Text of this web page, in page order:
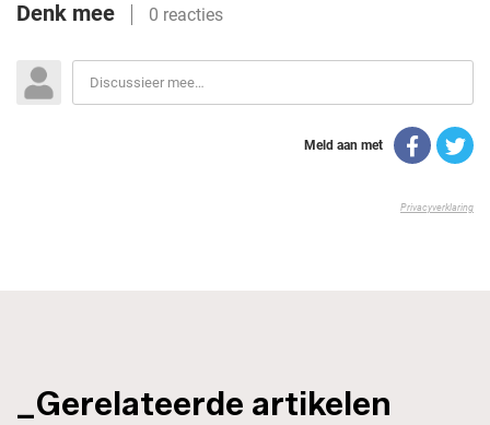
_Gerelateerde artikelen